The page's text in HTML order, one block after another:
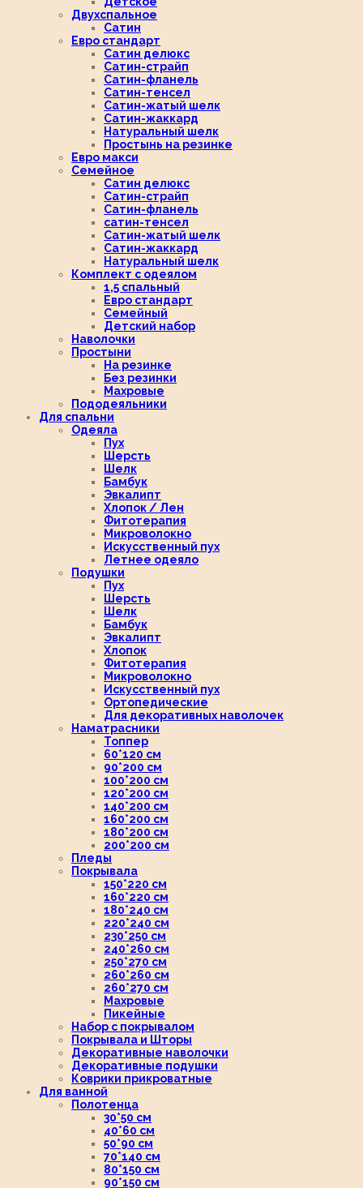
Двухспальное
Сатин
Евро стандарт
Сатин делюкс
Сатин-страйп
Сатин-фланель
Сатин-тенсел
Сатин-жатый шелк
Сатин-жаккард
Натуральный шелк
Простынь на резинке
Евро макси
Семейное
Сатин делюкс
Сатин-страйп
Сатин-фланель
сатин-тенсел
Сатин-жатый шелк
Сатин-жаккард
Натуральный шелк
Комплект с одеялом
1,5 спальный
Евро стандарт
Семейный
Детский набор
Наволочки
Простыни
На резинке
Без резинки
Махровые
Пододеяльники
Для спальни
Одеяла
Пух
Шерсть
Шелк
Бамбук
Эвкалипт
Хлопок / Лен
Фитотерапия
Микроволокно
Искусственный пух
Летнее одеяло
Подушки
Пух
Шерсть
Шелк
Бамбук
Эвкалипт
Хлопок
Фитотерапия
Микроволокно
Искусственный пух
Ортопедические
Для декоративных наволочек
Наматрасники
Топпер
60*120 см
90*200 см
100*200 см
120*200 см
140*200 см
160*200 см
180*200 см
200*200 см
Пледы
Покрывала
150*220 см
160*220 см
180*240 см
220*240 см
230*250 см
240*260 см
250*270 см
260*260 см
260*270 см
Махровые
Пикейные
Набор с покрывалом
Покрывала и Шторы
Декоративные наволочки
Декоративные подушки
Коврики прикроватные
Для ванной
Полотенца
30*50 см
40*60 см
50*90 см
70*140 см
80*150 см
90*150 см